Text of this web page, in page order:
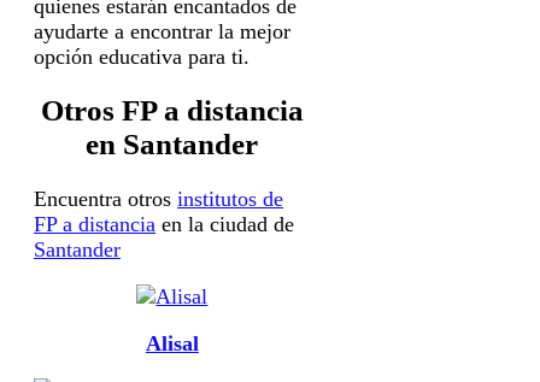
quienes estarán encantados de
ayudarte a encontrar la mejor
opción educativa para ti.
Otros FP a distancia
en Santander
Encuentra otros institutos de
FP a distancia en la ciudad de
Santander
Alisal